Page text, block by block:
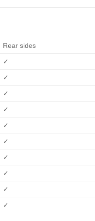
Rear sides
✓
✓
✓
✓
✓
✓
✓
✓
✓
✓